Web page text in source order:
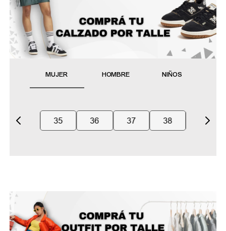
MUJER HOMBRE NIÑOS
35 36 37 38